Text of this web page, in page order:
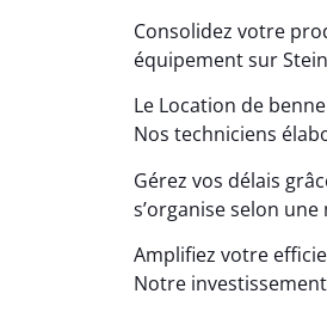
Consolidez votre
équipement sur
Le Location de
Nos techniciens
Gérez vos délais
s’organise selon
Amplifiez votre
Notre